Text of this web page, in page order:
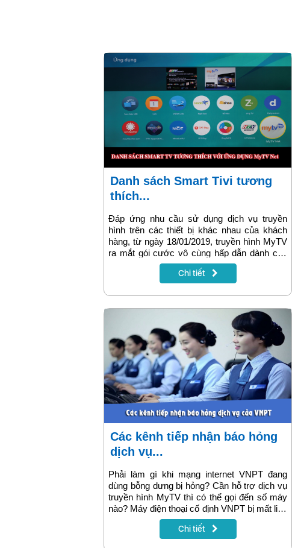
Danh sách Smart Tivi tương
thích...
Đáp ứng nhu cầu sử dụng dịch vụ truyền
hình trên các thiết bị khác nhau của khách
hàng, từ ngày 18/01/2019, truyền hình MyTV
ra mắt gói cước vô cùng hấp dẫn dành cho
dòng SmartTV, chỉ cần với 30.000đ khách
hàng có thể xem hàng trăm kênh truyền hình
thiết bị Set top box/Smart box2.
Chi tiết
Các kênh tiếp nhận báo hỏng
dịch vụ...
Phải làm gì khi mạng internet VNPT đang
dùng bỗng dưng bị hỏng? Cần hỗ trợ dịch vụ
truyền hình MyTV thì có thể gọi đến số máy
nào? Máy điện thoại cố định VNPT bị mất liên
lạc phải báo qua đâu?..... Bài viết xin giới
thiệu chi tiết các kênh tiếp nhận báo hỏng
Chi tiết